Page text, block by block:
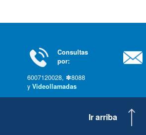
Consultas
por:
6007120028, ✽8088
y Videollamadas
Ir arriba